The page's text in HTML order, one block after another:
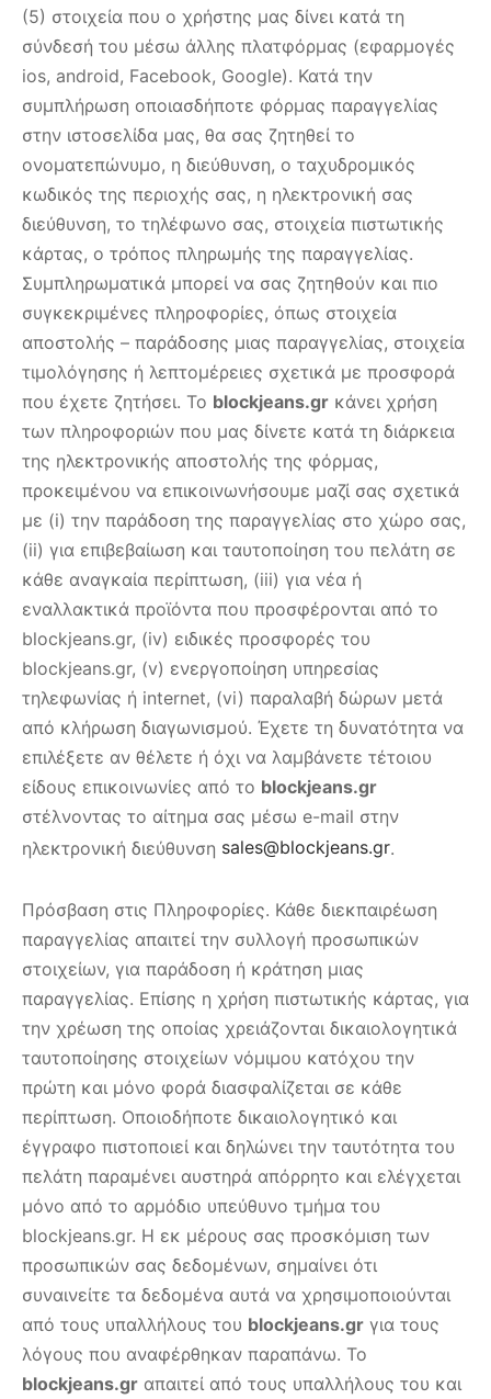
(5) στοιχεία που ο χρήστης μας δίνει κατά τη
σύνδεσή του μέσω άλλης πλατφόρμας (εφαρμογές
ios, android, Facebook, Google). Κατά την
συμπλήρωση οποιασδήποτε φόρμας παραγγελίας
στην ιστοσελίδα μας, θα σας ζητηθεί το
ονοματεπώνυμο, η διεύθυνση, ο ταχυδρομικός
κωδικός της περιοχής σας, η ηλεκτρονική σας
διεύθυνση, το τηλέφωνο σας, στοιχεία πιστωτικής
κάρτας, ο τρόπος πληρωμής της παραγγελίας.
Συμπληρωματικά μπορεί να σας ζητηθούν και πιο
συγκεκριμένες πληροφορίες, όπως στοιχεία
αποστολής – παράδοσης μιας παραγγελίας, στοιχεία
τιμολόγησης ή λεπτομέρειες σχετικά με προσφορά
που έχετε ζητήσει. Το blockjeans.gr κάνει χρήση
των πληροφοριών που μας δίνετε κατά τη διάρκεια
της ηλεκτρονικής αποστολής της φόρμας,
προκειμένου να επικοινωνήσουμε μαζί σας σχετικά
με (i) την παράδοση της παραγγελίας στο χώρο σας,
(ii) για επιβεβαίωση και ταυτοποίηση του πελάτη σε
κάθε αναγκαία περίπτωση, (iii) για νέα ή
εναλλακτικά προϊόντα που προσφέρονται από το
blockjeans.gr, (iv) ειδικές προσφορές του
blockjeans.gr, (v) ενεργοποίηση υπηρεσίας
τηλεφωνίας ή internet, (vi) παραλαβή δώρων μετά
από κλήρωση διαγωνισμού. Έχετε τη δυνατότητα να
επιλέξετε αν θέλετε ή όχι να λαμβάνετε τέτοιου
είδους επικοινωνίες από το blockjeans.gr
στέλνοντας το αίτημα σας μέσω e-mail στην
ηλεκτρονική διεύθυνση sales@blockjeans.gr.
Πρόσβαση στις Πληροφορίες. Κάθε διεκπαιρέωση
παραγγελίας απαιτεί την συλλογή προσωπικών
στοιχείων, για παράδοση ή κράτηση μιας
παραγγελίας. Επίσης η χρήση πιστωτικής κάρτας, για
την χρέωση της οποίας χρειάζονται δικαιολογητικά
ταυτοποίησης στοιχείων νόμιμου κατόχου την
πρώτη και μόνο φορά διασφαλίζεται σε κάθε
περίπτωση. Οποιοδήποτε δικαιολογητικό και
έγγραφο πιστοποιεί και δηλώνει την ταυτότητα του
πελάτη παραμένει αυστηρά απόρρητο και ελέγχεται
μόνο από το αρμόδιο υπεύθυνο τμήμα του
blockjeans.gr. Η εκ μέρους σας προσκόμιση των
προσωπικών σας δεδομένων, σημαίνει ότι
συναινείτε τα δεδομένα αυτά να χρησιμοποιούνται
από τους υπαλλήλους του blockjeans.gr για τους
λόγους που αναφέρθηκαν παραπάνω. Το
blockjeans.gr απαιτεί από τους υπαλλήλους του και